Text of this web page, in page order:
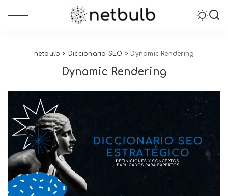
netbulb > Diccionario SEO > Dynamic Rendering
Dynamic Rendering